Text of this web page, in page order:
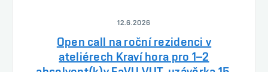
12.6.2026
Open call na roční rezidenci v
ateliérech Kraví hora pro 1–2